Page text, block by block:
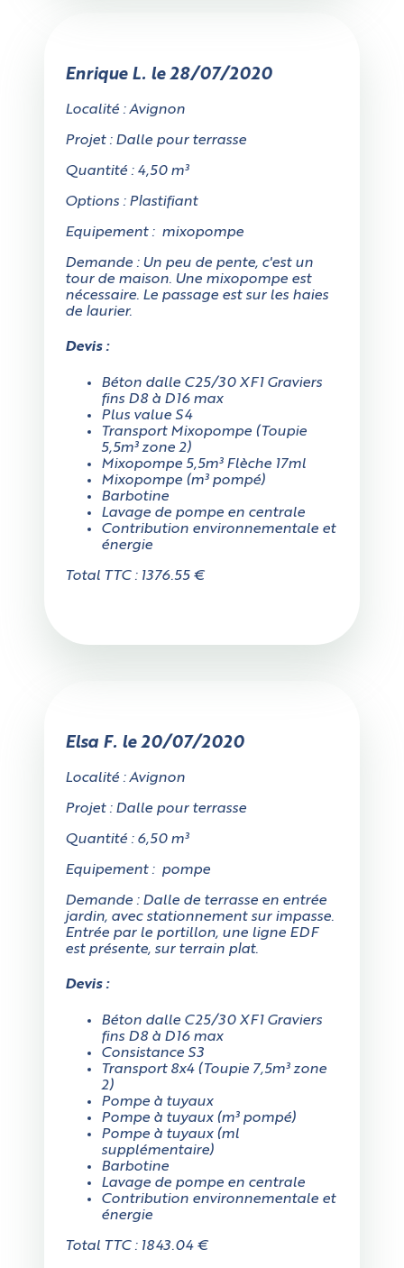
Enrique L. le 28/07/2020
Localité : Avignon
Projet : Dalle pour terrasse
Quantité : 4,50 m³
Options : Plastifiant
Equipement : mixopompe
Demande : Un peu de pente, c'est un
tour de maison. Une mixopompe est
nécessaire. Le passage est sur les haies
de laurier.
Devis :
Béton dalle C25/30 XF1 Graviers
fins D8 à D16 max
Plus value S4
Transport Mixopompe (Toupie
5,5m³ zone 2)
Mixopompe 5,5m³ Flèche 17ml
Mixopompe (m³ pompé)
Barbotine
Lavage de pompe en centrale
Contribution environnementale et
énergie
Total TTC : 1376.55 €
Elsa F. le 20/07/2020
Localité : Avignon
Projet : Dalle pour terrasse
Quantité : 6,50 m³
Equipement : pompe
Demande : Dalle de terrasse en entrée
jardin, avec stationnement sur impasse.
Entrée par le portillon, une ligne EDF
est présente, sur terrain plat.
Devis :
Béton dalle C25/30 XF1 Graviers
fins D8 à D16 max
Consistance S3
Transport 8x4 (Toupie 7,5m³ zone
2)
Pompe à tuyaux
Pompe à tuyaux (m³ pompé)
Pompe à tuyaux (ml
supplémentaire)
Barbotine
Lavage de pompe en centrale
Contribution environnementale et
énergie
Total TTC : 1843.04 €